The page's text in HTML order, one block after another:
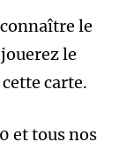
le
le
carte.
et tous nos